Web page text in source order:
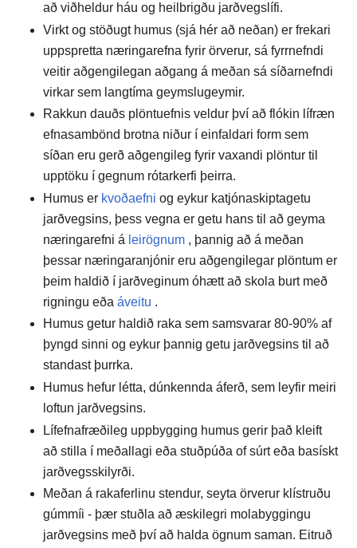
að viðheldur háu og heilbrigðu jarðvegslífi.
Virkt og stöðugt humus (sjá hér að neðan) er frekari
uppspretta næringarefna fyrir örverur, sá fyrrnefndi
veitir aðgengilegan aðgang á meðan sá síðarnefndi
virkar sem langtíma geymslugeymir.
Rakkun dauðs plöntuefnis veldur því að flókin lífræn
efnasambönd brotna niður í einfaldari form sem
síðan eru gerð aðgengileg fyrir vaxandi plöntur til
upptöku í gegnum rótarkerfi þeirra.
Humus er kvoðaefni og eykur katjónaskiptagetu
jarðvegsins, þess vegna er getu hans til að geyma
næringarefni á leirögnum , þannig að á meðan
þessar næringaranjónir eru aðgengilegar plöntum er
þeim haldið í jarðveginum óhætt að skola burt með
rigningu eða áveitu .
Humus getur haldið raka sem samsvarar 80-90% af
þyngd sinni og eykur þannig getu jarðvegsins til að
standast þurrka.
Humus hefur létta, dúnkennda áferð, sem leyfir meiri
loftun jarðvegsins.
Lífefnafræðileg uppbygging humus gerir það kleift
að stilla í meðallagi eða stuðpúða of súrt eða basískt
jarðvegsskilyrði.
Meðan á rakaferlinu stendur, seyta örverur klístruðu
gúmmíi - þær stuðla að æskilegri molabyggingu
jarðvegsins með því að halda ögnum saman. Eitruð